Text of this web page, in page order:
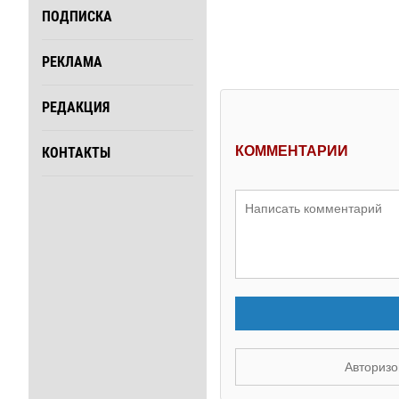
ПОДПИСКА
РЕКЛАМА
РЕДАКЦИЯ
КОНТАКТЫ КОММЕНТАРИИ